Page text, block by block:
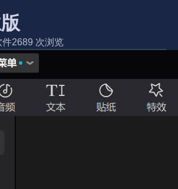
件2689 次浏览